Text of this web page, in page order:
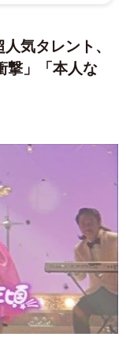
気タレント、
撃」「本人な